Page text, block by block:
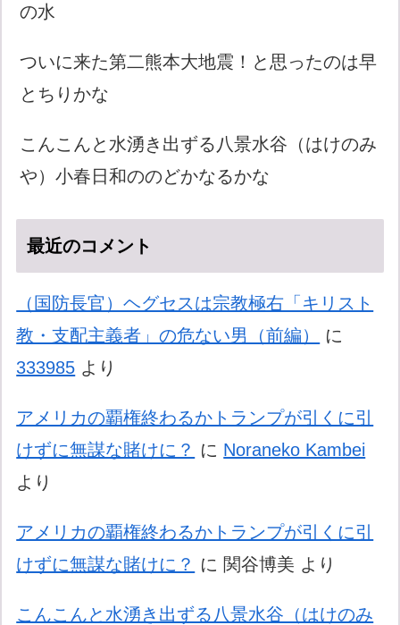
の水
ついに来た第二熊本大地震！と思ったのは早
とちりかな
こんこんと水湧き出ずる八景水谷（はけのみ
や）小春日和ののどかなるかな
最近のコメント
（国防長官）ヘグセスは宗教極右「キリスト
教・支配主義者」の危ない男（前編）
に
333985 より
アメリカの覇権終わるかトランプが引くに引
けずに無謀な賭けに？ に Noraneko Kambei
より
アメリカの覇権終わるかトランプが引くに引
けずに無謀な賭けに？ に 関谷博美 より
こんこんと水湧き出ずる八景水谷（はけのみ